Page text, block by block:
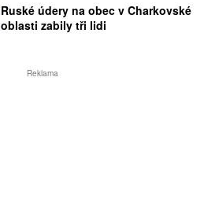
Ruské údery na obec v Charkovské
oblasti zabily tři lidi
Reklama